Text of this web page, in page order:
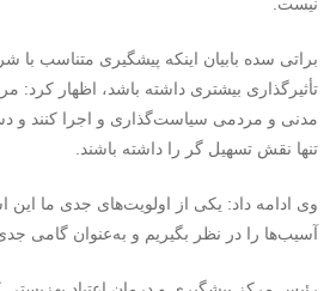
نیست.
براتی سده بابیان اینکه پیشگیری متناسب با
تأثیرگذاری بیشتری داشته باشد، اظهار کرد:
مدنی و مردمی سیاست‌گذاری و اجرا کنند و
تنها نقش تسهیل گر را داشته باشند.
وی ادامه داد: یکی از اولویت‌های جدی ما این
آسیب‌ها را در نظر بگیریم و به‌عنوان گامی